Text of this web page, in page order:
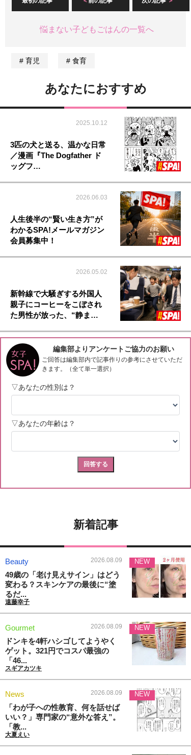
悩まない子どもごはんの一覧へ
育児 食育
あなたにおすすめ
2025.10.12
3匹の犬と送る、温かな日常
／漫画『The Dogfather ド
ッグフ…
2026.06.03
人生後半の“賢い生き方”が
わかるSPA!メールマガジン
会員募集中！
2026.05.02
新幹線で大騒ぎする外国人
親子にコーヒーをこぼされ
た男性が放った、“静ま…
新着記事
Beauty 2026.08.09
49歳の「老け見えサイン」はどう
変わる？スキンケアの最後に“塗
るだ...
遠藤幸子
NEW
Gourmet 2026.08.09
ドンキを4軒ハシゴしてようやく
ゲット。321円でコスパ最強の
「46...
スギアカツキ
NEW
News 2026.08.09
「わが子への性教育、何を話せば
いい？」専門家の“意外な答え”。
「教...
大夏えい
NEW